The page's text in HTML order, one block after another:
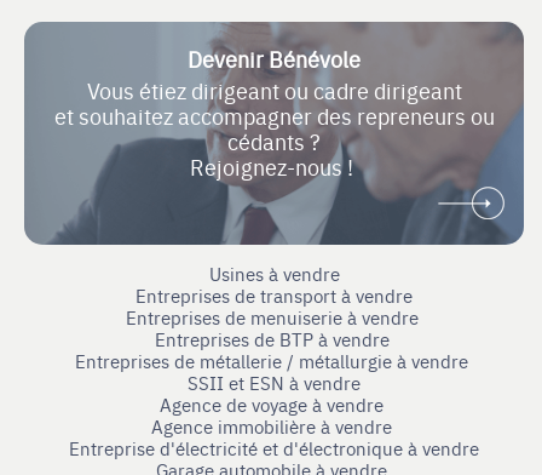
Devenir Bénévole
Vous étiez dirigeant ou cadre dirigeant
et souhaitez accompagner des repreneurs ou
cédants ?
Rejoignez-nous !
Usines à vendre
Entreprises de transport à vendre
Entreprises de menuiserie à vendre
Entreprises de BTP à vendre
Entreprises de métallerie / métallurgie à vendre
SSII et ESN à vendre
Agence de voyage à vendre
Agence immobilière à vendre
Entreprise d'électricité et d'électronique à vendre
Garage automobile à vendre